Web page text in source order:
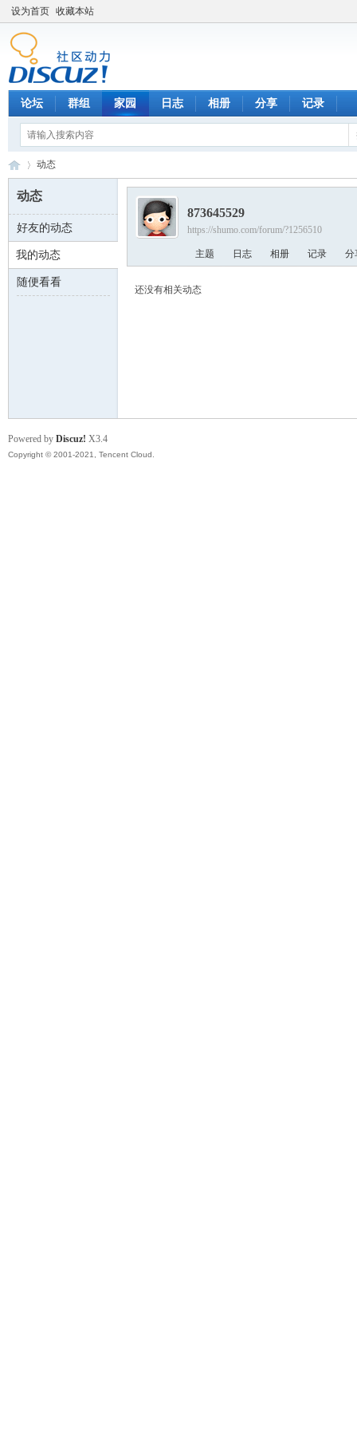
设为首页 收藏本站
论坛 群组 家园 日志 相册 分享 记录
数 ›
动态
动态
好友的动态
我的动态
随便看看
873645529
https://shumo.com/forum/?1256510
主题 日志 相册 记录 分
还没有相关动态
Powered by Discuz! X3.4
Copyright © 2001-2021, Tencent Cloud.